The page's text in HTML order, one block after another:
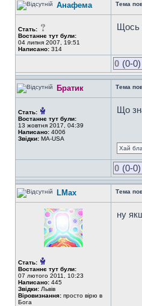
Анафема Тема
Стать:
Востаннє тут були:
04 липня 2007, 19:51
Написано: 314
Щось
0 (0-0)
Братик Тема
Стать:
Востаннє тут були:
13 жовтня 2017, 04:39
Написано: 4006
Звідки: MA-USA
Що
Хай
0 (0-0)
LMax Тема
Стать:
Востаннє тут були:
07 лютого 2011, 10:23
Написано: 445
Звідки: Львів
Віровизнання: просто вірю в
Бога
ну